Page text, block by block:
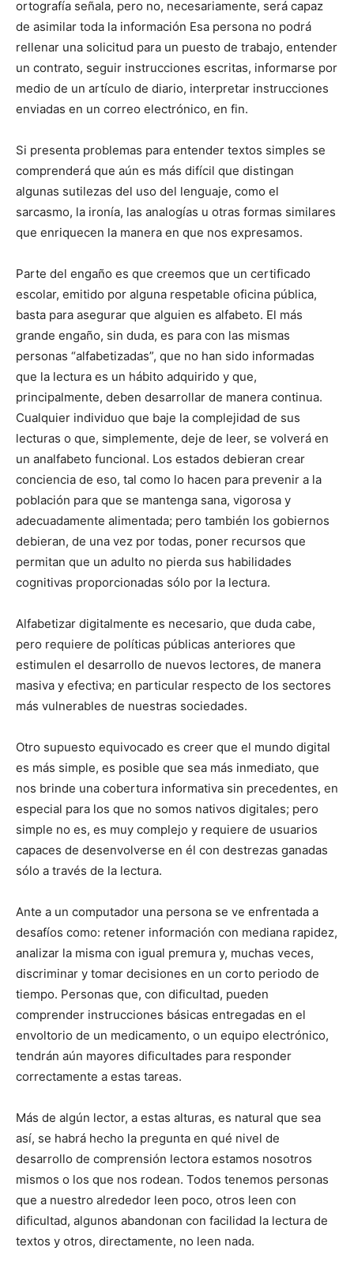
ortografía señala, pero no, necesariamente, será capaz
de asimilar toda la información Esa persona no podrá
rellenar una solicitud para un puesto de trabajo, entender
un contrato, seguir instrucciones escritas, informarse por
medio de un artículo de diario, interpretar instrucciones
enviadas en un correo electrónico, en fin.
Si presenta problemas para entender textos simples se
comprenderá que aún es más difícil que distingan
algunas sutilezas del uso del lenguaje, como el
sarcasmo, la ironía, las analogías u otras formas similares
que enriquecen la manera en que nos expresamos.
Parte del engaño es que creemos que un certificado
escolar, emitido por alguna respetable oficina pública,
basta para asegurar que alguien es alfabeto. El más
grande engaño, sin duda, es para con las mismas
personas “alfabetizadas”, que no han sido informadas
que la lectura es un hábito adquirido y que,
principalmente, deben desarrollar de manera continua.
Cualquier individuo que baje la complejidad de sus
lecturas o que, simplemente, deje de leer, se volverá en
un analfabeto funcional. Los estados debieran crear
conciencia de eso, tal como lo hacen para prevenir a la
población para que se mantenga sana, vigorosa y
adecuadamente alimentada; pero también los gobiernos
debieran, de una vez por todas, poner recursos que
permitan que un adulto no pierda sus habilidades
cognitivas proporcionadas sólo por la lectura.
Alfabetizar digitalmente es necesario, que duda cabe,
pero requiere de políticas públicas anteriores que
estimulen el desarrollo de nuevos lectores, de manera
masiva y efectiva; en particular respecto de los sectores
más vulnerables de nuestras sociedades.
Otro supuesto equivocado es creer que el mundo digital
es más simple, es posible que sea más inmediato, que
nos brinde una cobertura informativa sin precedentes, en
especial para los que no somos nativos digitales; pero
simple no es, es muy complejo y requiere de usuarios
capaces de desenvolverse en él con destrezas ganadas
sólo a través de la lectura.
Ante a un computador una persona se ve enfrentada a
desafíos como: retener información con mediana rapidez,
analizar la misma con igual premura y, muchas veces,
discriminar y tomar decisiones en un corto periodo de
tiempo. Personas que, con dificultad, pueden
comprender instrucciones básicas entregadas en el
envoltorio de un medicamento, o un equipo electrónico,
tendrán aún mayores dificultades para responder
correctamente a estas tareas.
Más de algún lector, a estas alturas, es natural que sea
así, se habrá hecho la pregunta en qué nivel de
desarrollo de comprensión lectora estamos nosotros
mismos o los que nos rodean. Todos tenemos personas
que a nuestro alrededor leen poco, otros leen con
dificultad, algunos abandonan con facilidad la lectura de
textos y otros, directamente, no leen nada.